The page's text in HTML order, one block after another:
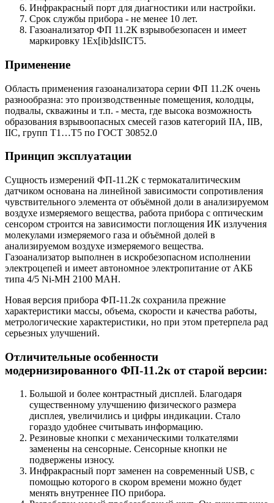
Инфракрасный порт для диагностики или настройки.
Срок службы прибора - не менее 10 лет.
Газоанализатор ФП 11.2К взрывобезопасен и имеет
маркировку 1Еx[ib]dsIICT5.
Применение
Область применения газоанализатора серии ФП 11.2К очень
разнообразна: это производственные помещения, колодцы,
подвалы, скважины и т.п. - места, где высока возможность
образования взрывоопасных смесей газов категорий IIA, IIB,
IIC, групп Т1…Т5 по ГОСТ 30852.0
Принцип эксплуатации
Сущность измерений ФП-11.2К с термокаталитическим
датчиком основана на линейной зависимости сопротивления
чувствительного элемента от объёмной доли в анализируемом
воздухе измеряемого вещества, работа прибора с оптическим
сенсором строится на зависимости поглощения ИК излучения
молекулами измеряемого газа и объёмной долей в
анализируемом воздухе измеряемого вещества.
Газоанализатор выполнен в искробезопасном исполнении
электроцепей и имеет автономное электропитание от АКБ
типа 4/5 Ni-MH 2100 MAH.
Новая версия прибора ФП-11.2к сохранила прежние
характеристики массы, объема, скорости и качества работы,
метрологические характеристики, но при этом претерпела рад
серьезных улучшений.
Отличительные особенности
модернизированного ФП-11.2к от старой версии:
Большой и более контрастный дисплей. Благодаря
существенному улучшению физического размера
дисплея, увеличились и цифры индикации. Стало
гораздо удобнее считывать информацию.
Резиновые кнопки с механическими толкателями
заменены на сенсорные. Сенсорные кнопки не
подвержены износу.
Инфракрасный порт заменен на современный USB, с
помощью которого в скором времени можно будет
менять внутреннее ПО прибора.